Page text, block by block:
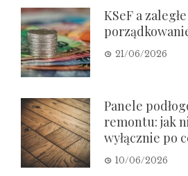
KSeF a
21/06/2026
Panele
remontu: jak
wyłącznie po
10/06/2026